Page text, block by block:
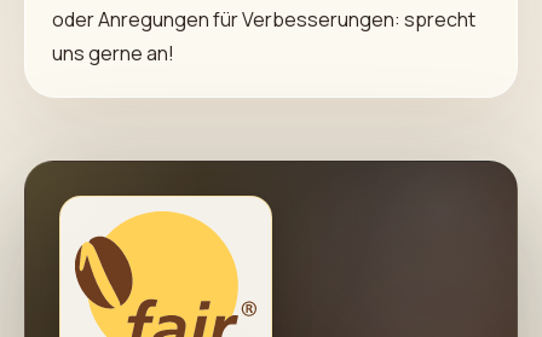
oder Anregungen für Verbesserungen: sprecht
uns gerne an!